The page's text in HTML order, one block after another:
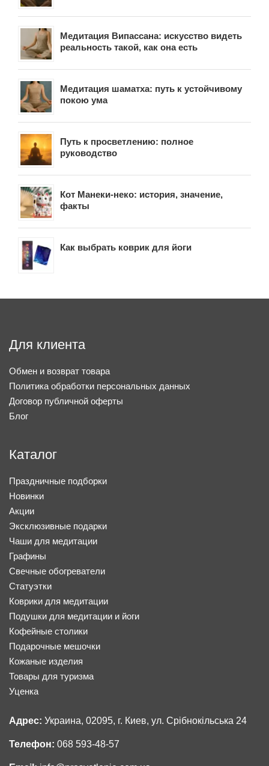
Медитация Випассана: искусство видеть
реальность такой, как она есть
Медитация шаматха: путь к устойчивому
покою ума
Путь к просветлению: полное
руководство
Кот Манеки-неко: история, значение,
факты
Как выбрать коврик для йоги
Для клиента
Обмен и возврат товара
Политика обработки персональных данных
Договор публичной оферты
Блог
Каталог
Праздничные подборки
Новинки
Акции
Эксклюзивные подарки
Чаши для медитации
Графины
Свечные обогреватели
Статуэтки
Коврики для медитации
Подушки для медитации и йоги
Кофейные столики
Подарочные мешочки
Кожаные изделия
Товары для туризма
Уценка
Адрес: Украина, 02095, г. Киев, ул. Срібнокільська 24
Телефон: 068 593-48-57